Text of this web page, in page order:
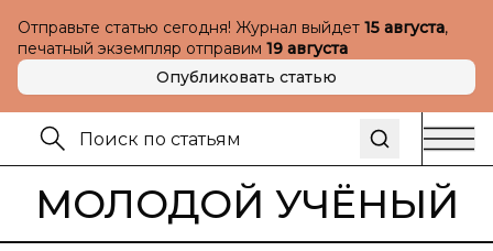
Отправьте статью сегодня! Журнал выйдет 15 августа,
печатный экземпляр отправим 19 августа
Опубликовать статью
МОЛОДОЙ УЧЁНЫЙ